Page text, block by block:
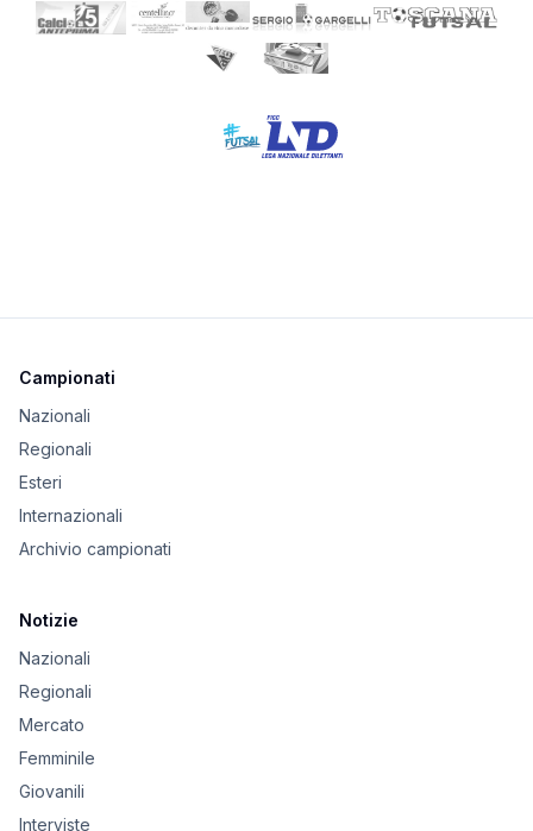
Campionati
Nazionali
Regionali
Esteri
Internazionali
Archivio campionati
Notizie
Nazionali
Regionali
Mercato
Femminile
Giovanili
Interviste